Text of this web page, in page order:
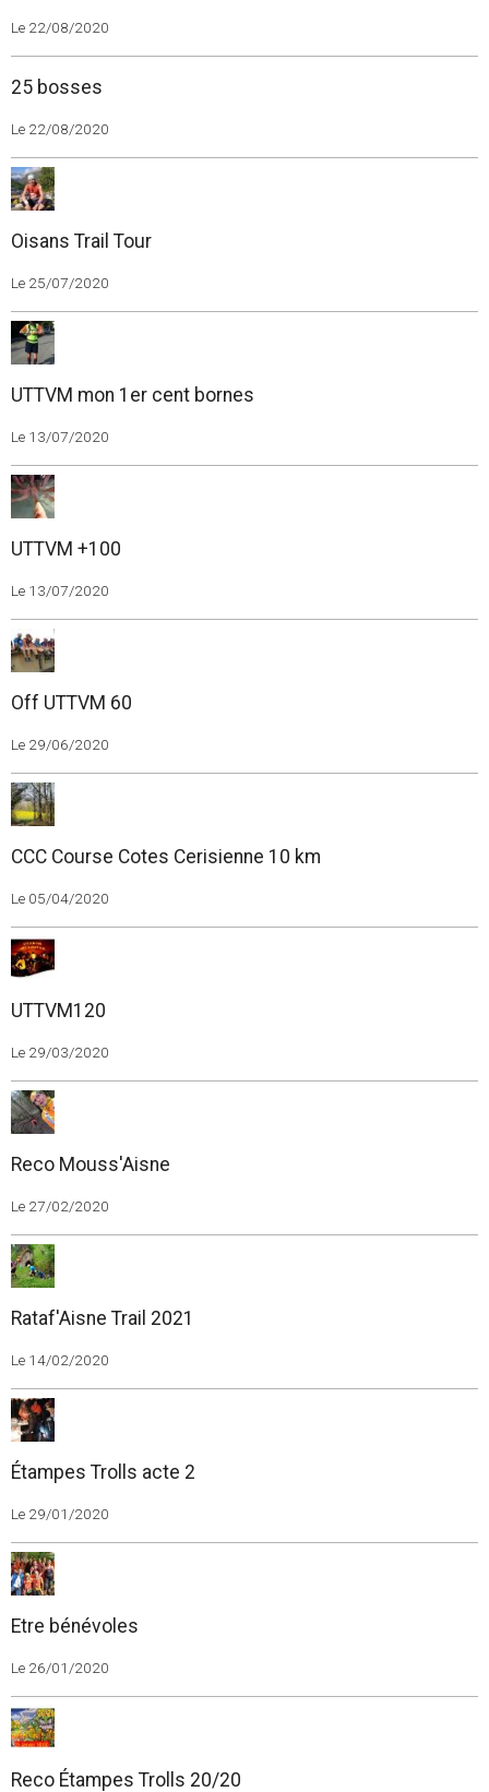
Le 22/08/2020
25 bosses
Le 22/08/2020
Oisans Trail Tour
Le 25/07/2020
UTTVM mon 1er cent bornes
Le 13/07/2020
UTTVM +100
Le 13/07/2020
Off UTTVM 60
Le 29/06/2020
CCC Course Cotes Cerisienne 10 km
Le 05/04/2020
UTTVM120
Le 29/03/2020
Reco Mouss'Aisne
Le 27/02/2020
Rataf'Aisne Trail 2021
Le 14/02/2020
Étampes Trolls acte 2
Le 29/01/2020
Etre bénévoles
Le 26/01/2020
Reco Étampes Trolls 20/20